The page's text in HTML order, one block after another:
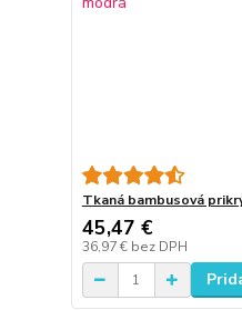
Tkaná bambusová
45,47 €
36,97 € bez DPH